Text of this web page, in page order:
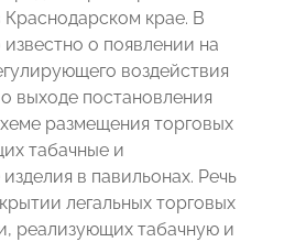
крае. В
о появлении на
воздействия
выходе постановления
размещения торговых
табачные и
в павильонах. Речь
легальных торговых
реализующих табачную и